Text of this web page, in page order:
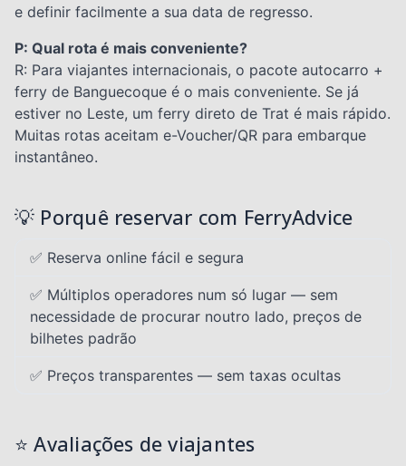
e definir facilmente a sua data de regresso.
P: Qual rota é mais conveniente?
R: Para viajantes internacionais, o pacote autocarro +
ferry de Banguecoque é o mais conveniente. Se já
estiver no Leste, um ferry direto de Trat é mais rápido.
Muitas rotas aceitam e-Voucher/QR para embarque
instantâneo.
💡 Porquê reservar com FerryAdvice
✅ Reserva online fácil e segura
✅ Múltiplos operadores num só lugar — sem
necessidade de procurar noutro lado, preços de
bilhetes padrão
✅ Preços transparentes — sem taxas ocultas
⭐ Avaliações de viajantes